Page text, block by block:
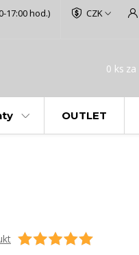
CZK
17:00 hod.)
0 ks za
OUTLET